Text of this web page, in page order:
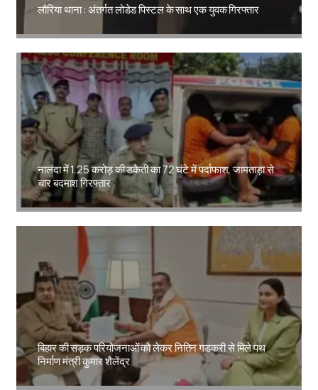
लौरिया थाना : अंतर्गत लोडेड पिस्टल के साथ एक युवक गिरफ्तार
नालंदा में 1.25 करोड़ की डकैती का 72 घंटे में पर्दाफाश, जामताड़ा से
चार बदमाश गिरफ्तार
Amit Lekh
बिहार की सड़क परियोजनाओं को लेकर नितिन गडकरी से मिले पथ
निर्माण मंत्री कुमार शैलेंद्र
Amit Lekh